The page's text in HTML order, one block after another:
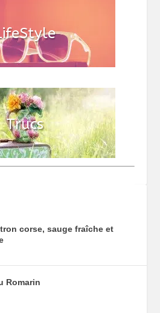
corse, sauge fraîche et
Romarin